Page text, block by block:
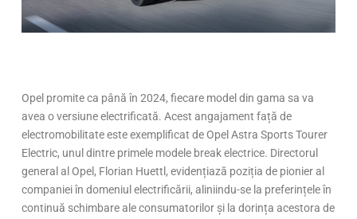
Opel promite ca până în 2024, fiecare model din gama sa va
avea o versiune electrificată. Acest angajament față de
electromobilitate este exemplificat de Opel Astra Sports Tourer
Electric, unul dintre primele modele break electrice. Directorul
general al Opel, Florian Huettl, evidențiază poziția de pionier al
companiei în domeniul electrificării, aliniindu-se la preferințele în
continuă schimbare ale consumatorilor și la dorința acestora de